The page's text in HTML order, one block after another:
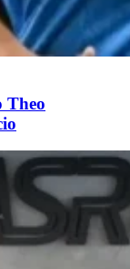
Theo